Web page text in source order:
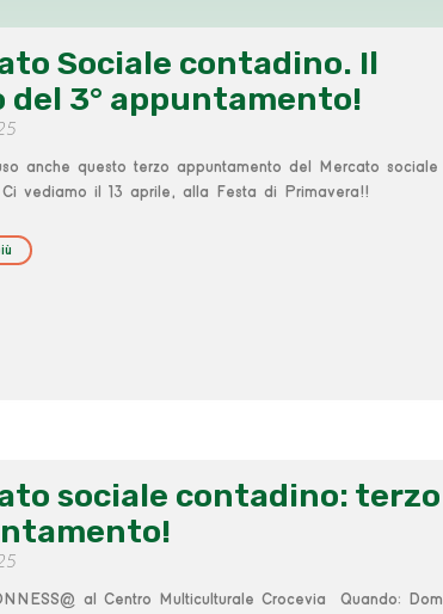
Sociale contadino. Il
del 3° appuntamento!
anche questo terzo appuntamento del Mercato sociale
vediamo il 13 aprile, alla Festa di Primavera!!
sociale contadino: terzo
al Centro Multiculturale Crocevia Quando: Dom